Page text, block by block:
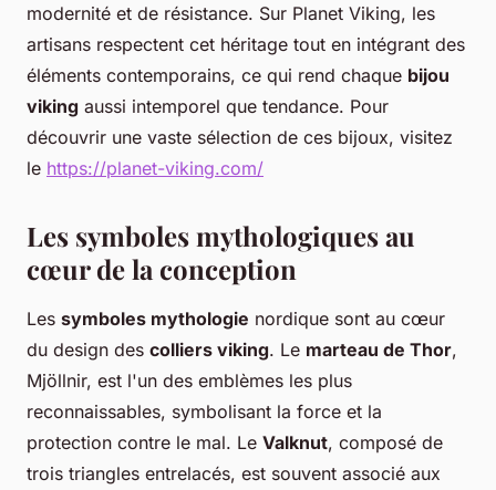
modernité et de résistance. Sur Planet Viking, les
artisans respectent cet héritage tout en intégrant des
éléments contemporains, ce qui rend chaque bijou
viking aussi intemporel que tendance. Pour
découvrir une vaste sélection de ces bijoux, visitez
le https://planet-viking.com/
Les symboles mythologiques au
cœur de la conception
Les symboles mythologie nordique sont au cœur
du design des colliers viking. Le marteau de Thor,
Mjöllnir, est l'un des emblèmes les plus
reconnaissables, symbolisant la force et la
protection contre le mal. Le Valknut, composé de
trois triangles entrelacés, est souvent associé aux